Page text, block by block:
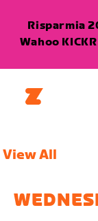
Risparmia
Wahoo
View All